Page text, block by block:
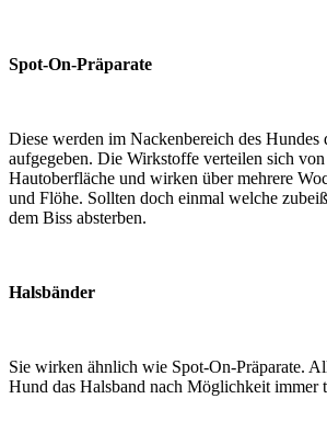
Spot-On-Präparate
Diese werden im Nackenbereich des
aufgegeben. Die Wirkstoffe verteilen sich
Hautoberfläche und wirken über mehrere
und Flöhe. Sollten doch einmal welche
dem Biss absterben.
Halsbänder
Sie wirken ähnlich wie Spot-On-Präparate.
Hund das Halsband nach Möglichkeit immer